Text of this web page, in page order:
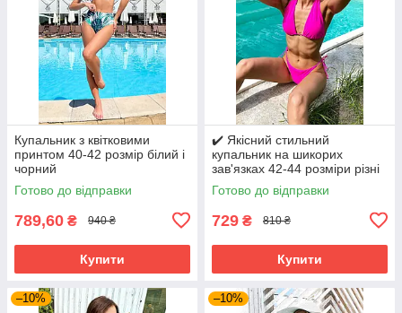
Купальник з квітковими
принтом 40-42 розмір білий і
чорний
Готово до відправки
789,60 ₴ 940 ₴
Купити
✔️ Якісний стильний
купальник на шикорих
зав'язках 42-44 розміри різні
забарвлення
Готово до відправки
729 ₴ 810 ₴
Купити
–10% –10%